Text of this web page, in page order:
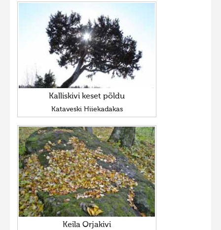
Kalliskivi keset põldu
Kataveski Hiiekadakas
Keila Orjakivi